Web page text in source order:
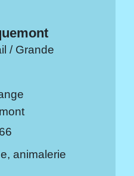
/ Grande
animalerie